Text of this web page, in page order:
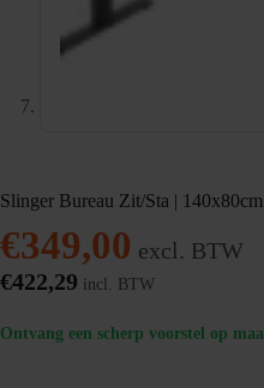
Slinger Bureau Zit/Sta |
€349,00 excl. BTW
€422,29 incl. BTW
Ontvang een scherp voorstel op